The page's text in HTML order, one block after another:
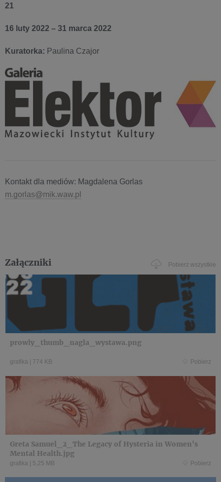
21
16 luty 2022 – 31 marca 2022
Kuratorka: Paulina Czajor
Kontakt dla mediów: Magdalena Gorlas
m.gorlas@mik.waw.pl
Załączniki Pobierz wszystkie
prowly_thumb_nagla_wystawa.png
grafika 774 KB Pobierz
Greta Samuel_2_The Legacy of Hysteria in Women's
Mental Health.jpg
grafika 5,25 MB Pobierz